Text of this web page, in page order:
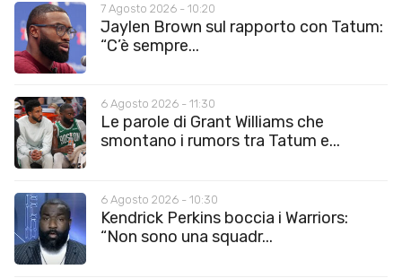
7 Agosto 2026 - 10:20
Jaylen Brown sul rapporto con Tatum:
“C’è sempre...
6 Agosto 2026 - 11:30
Le parole di Grant Williams che
smontano i rumors tra Tatum e...
6 Agosto 2026 - 10:30
Kendrick Perkins boccia i Warriors:
“Non sono una squadr...